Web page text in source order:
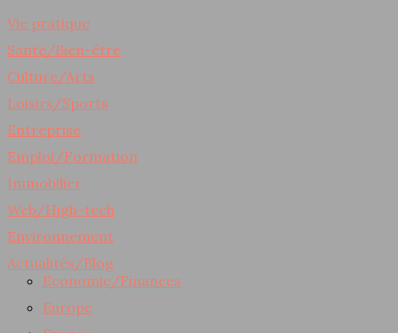
Vie pratique
Santé/Bien-être
Culture/Arts
Loisirs/Sports
Entreprise
Emploi/Formation
Immobilier
Web/High-tech
Environnement
Actualités/Blog
Economie/Finances
Europe